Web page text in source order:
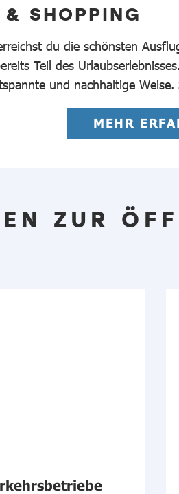
SHOPPING
du die schönsten
Teil des
und nachhaltige
MEHR
ZUR